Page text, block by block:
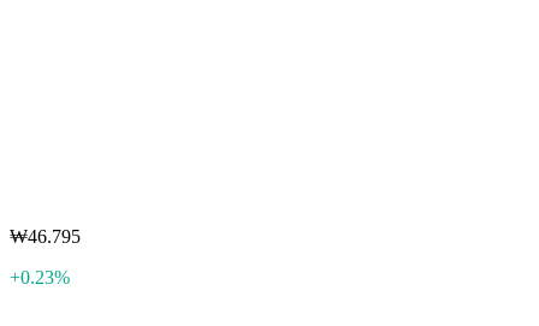
₩46.795
+0.23%